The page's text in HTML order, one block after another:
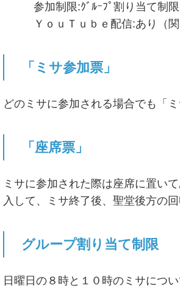
参加制限:ｸﾞﾙｰﾌﾟ割り当て制
ＹｏｕＴｕｂｅ配信:あり（関
「ミサ参加票」
どのミサに参加される場合でも「
「座席票」
ミサに参加された際は座席に置い
入して、ミサ終了後、聖堂後方の
グループ割り当て制限
日曜日の８時と１０時のミサにつ